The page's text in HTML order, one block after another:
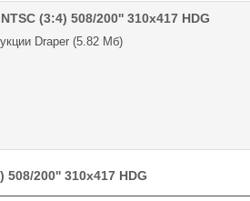
(3:4) 508/200'' 310x417 HDG
Draper (5.82 Мб)
508/200'' 310x417 HDG